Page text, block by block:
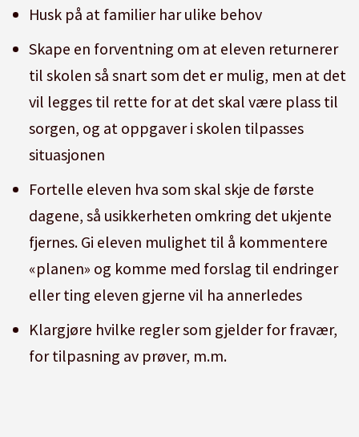
Husk på at familier har ulike behov
Skape en forventning om at eleven returnerer
til skolen så snart som det er mulig, men at det
vil legges til rette for at det skal være plass til
sorgen, og at oppgaver i skolen tilpasses
situasjonen
Fortelle eleven hva som skal skje de første
dagene, så usikkerheten omkring det ukjente
fjernes. Gi eleven mulighet til å kommentere
«planen» og komme med forslag til endringer
eller ting eleven gjerne vil ha annerledes
Klargjøre hvilke regler som gjelder for fravær,
for tilpasning av prøver, m.m.